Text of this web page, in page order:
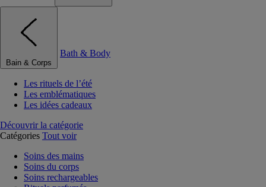
Bain & Corps
Bath & Body
Les rituels de l’été
Les emblématiques
Les idées cadeaux
Découvrir la catégorie
Catégories Tout voir
Soins des mains
Soins du corps
Soins rechargeables